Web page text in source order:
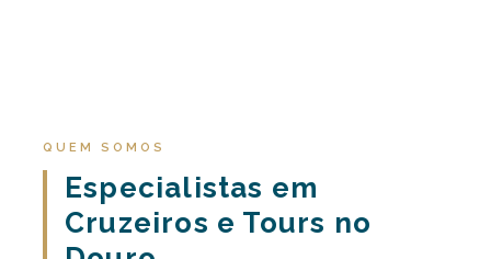
QUEM SOMOS
Especialistas em
Cruzeiros e Tours no